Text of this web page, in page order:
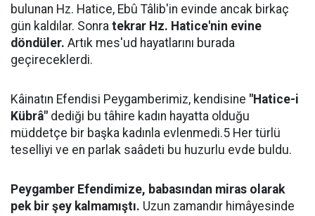
bulunan Hz. Hatice, Ebû Tâlib'in evinde ancak birkaç
gün kaldılar. Sonra tekrar Hz. Hatice'nin evine
döndüler. Artık mes'ud hayatlarını burada
geçireceklerdi.
Kâinatın Efendisi Peygamberimiz, kendisine "Hatice-i
Kübrâ" dediği bu tâhire kadın hayatta olduğu
müddetçe bir başka kadınla evlenmedi.5 Her türlü
teselliyi ve en parlak saâdeti bu huzurlu evde buldu.
Peygamber Efendimize, babasından miras olarak
pek bir şey kalmamıştı. Uzun zamandır himâyesinde